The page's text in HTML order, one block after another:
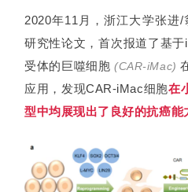
床
转
化
动
登录
2020年11月，浙江大学张进
研究性论文，首次报道了基
受体的巨噬细胞 (CAR-iMac)
应用，发现CAR-iMac细胞在
型中均展现出了良好的抗癌能